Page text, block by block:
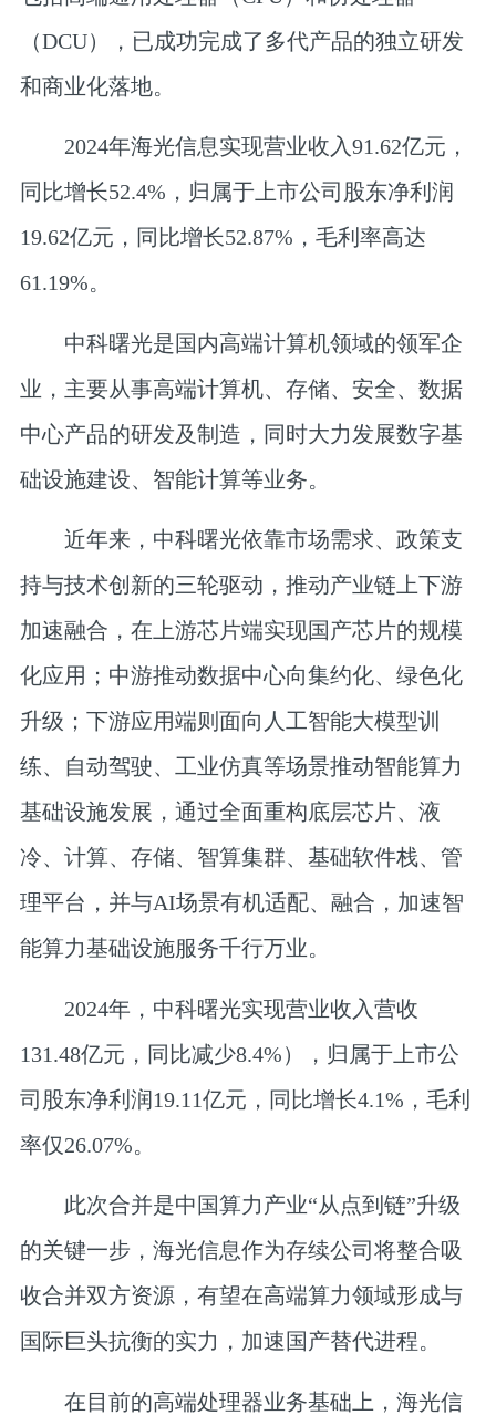
（DCU），已成功完成了多代产品的独立研发
和商业化落地。
2024年海光信息实现营业收入91.62亿元，
同比增长52.4%，归属于上市公司股东净利润
19.62亿元，同比增长52.87%，毛利率高达
61.19%。
中科曙光是国内高端计算机领域的领军企
业，主要从事高端计算机、存储、安全、数据
中心产品的研发及制造，同时大力发展数字基
础设施建设、智能计算等业务。
近年来，中科曙光依靠市场需求、政策支
持与技术创新的三轮驱动，推动产业链上下游
加速融合，在上游芯片端实现国产芯片的规模
化应用；中游推动数据中心向集约化、绿色化
升级；下游应用端则面向人工智能大模型训
练、自动驾驶、工业仿真等场景推动智能算力
基础设施发展，通过全面重构底层芯片、液
冷、计算、存储、智算集群、基础软件栈、管
理平台，并与AI场景有机适配、融合，加速智
能算力基础设施服务千行万业。
2024年，中科曙光实现营业收入营收
131.48亿元，同比减少8.4%），归属于上市公
司股东净利润19.11亿元，同比增长4.1%，毛利
率仅26.07%。
此次合并是中国算力产业“从点到链”升级
的关键一步，海光信息作为存续公司将整合吸
收合并双方资源，有望在高端算力领域形成与
国际巨头抗衡的实力，加速国产替代进程。
在目前的高端处理器业务基础上，海光信